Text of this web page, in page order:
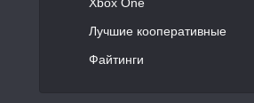
Xbox One
Лучшие кооперативные
Файтинги